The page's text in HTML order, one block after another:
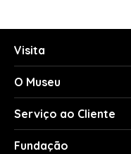
Visita
O Museu
Serviço ao Cliente
Fundação